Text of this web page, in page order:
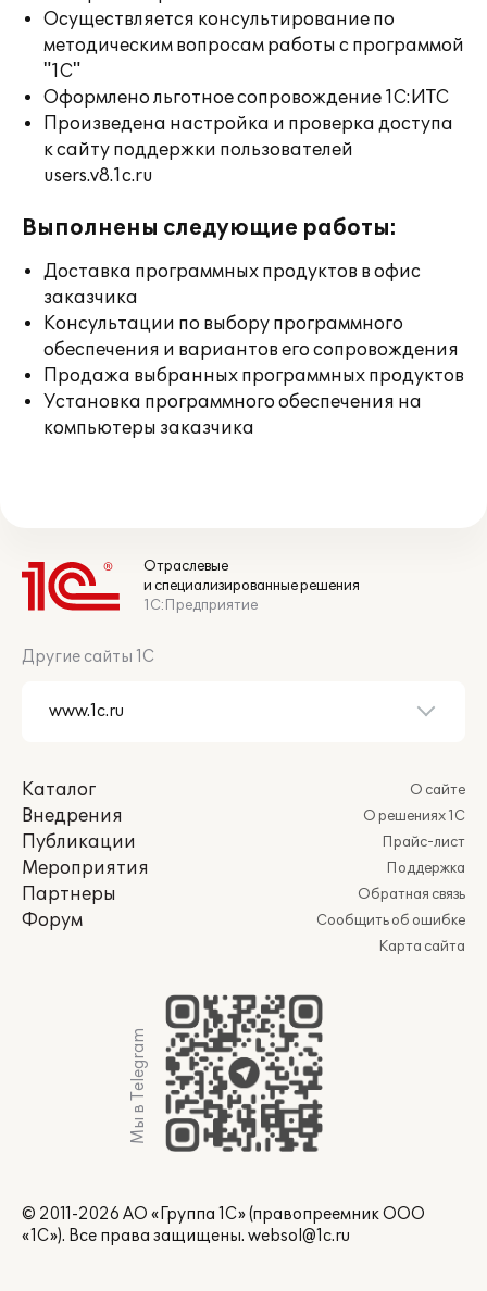
Осуществляется консультирование по
методическим вопросам работы с программой
"1С"
Оформлено льготное сопровождение 1С:ИТС
Произведена настройка и проверка доступа
к сайту поддержки пользователей
users.v8.1c.ru
Выполнены следующие работы:
Доставка программных продуктов в офис
заказчика
Консультации по выбору программного
обеспечения и вариантов его сопровождения
Продажа выбранных программных продуктов
Установка программного обеспечения на
компьютеры заказчика
Отраслевые
и специализированные решения
1С:Предприятие
Другие сайты 1С
Каталог
Внедрения
Публикации
Мероприятия
Партнеры
Форум
О сайте
О решениях 1С
Прайс-лист
Поддержка
Обратная связь
Сообщить об ошибке
Карта сайта
Мы в Telegram
© 2011-2026 АО «Группа 1С» (правопреемник ООО
«1С»). Все права защищены. websol@1c.ru